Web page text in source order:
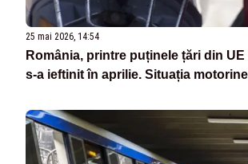
25 mai 2026, 14:54
România, printre puținele țări din
s-a ieftinit în aprilie. Situația